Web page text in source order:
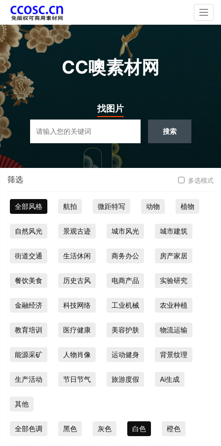
CC噢素材网
找图片
搜索
筛选 多选模式
全部风格 航拍 微距特写 动物 植物
自然风光 景观古迹 城市风光 城市建筑
街道交通 生活休闲 商务办公 房产家居
餐饮美食 历史古风 电商产品 实验研究
金融经济 科技网络 工业机械 农业种植
教育培训 医疗健康 美容护肤 物流运输
能源采矿 人物肖像 运动健身 背景纹理
生产活动 节日节气 旅游度假 Ai生成
其他
全部色调 黑色 灰色 白色 橙色